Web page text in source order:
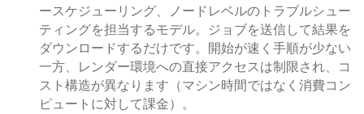
ースケジューリング、ノードレベルのトラブルシュー
ティングを担当するモデル。ジョブを送信して結果を
ダウンロードするだけです。開始が速く手順が少ない
一方、レンダー環境への直接アクセスは制限され、コ
スト構造が異なります（マシン時間ではなく消費コン
ピュートに対して課金）。